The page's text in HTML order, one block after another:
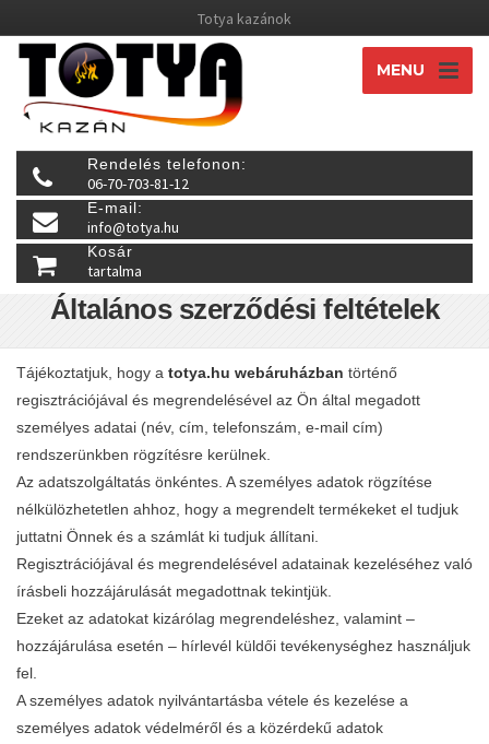
Totya kazánok
MENU
Rendelés telefonon:
06-70-703-81-12
E-mail:
info@totya.hu
Kosár
tartalma
Általános szerződési feltételek
Tájékoztatjuk, hogy a totya.hu webáruházban történő
regisztrációjával és megrendelésével az Ön által megadott
személyes adatai (név, cím, telefonszám, e-mail cím)
rendszerünkben rögzítésre kerülnek.
Az adatszolgáltatás önkéntes. A személyes adatok rögzítése
nélkülözhetetlen ahhoz, hogy a megrendelt termékeket el tudjuk
juttatni Önnek és a számlát ki tudjuk állítani.
Regisztrációjával és megrendelésével adatainak kezeléséhez való
írásbeli hozzájárulását megadottnak tekintjük.
Ezeket az adatokat kizárólag megrendeléshez, valamint –
hozzájárulása esetén – hírlevél küldői tevékenységhez használjuk
fel.
A személyes adatok nyilvántartásba vétele és kezelése a
személyes adatok védelméről és a közérdekű adatok